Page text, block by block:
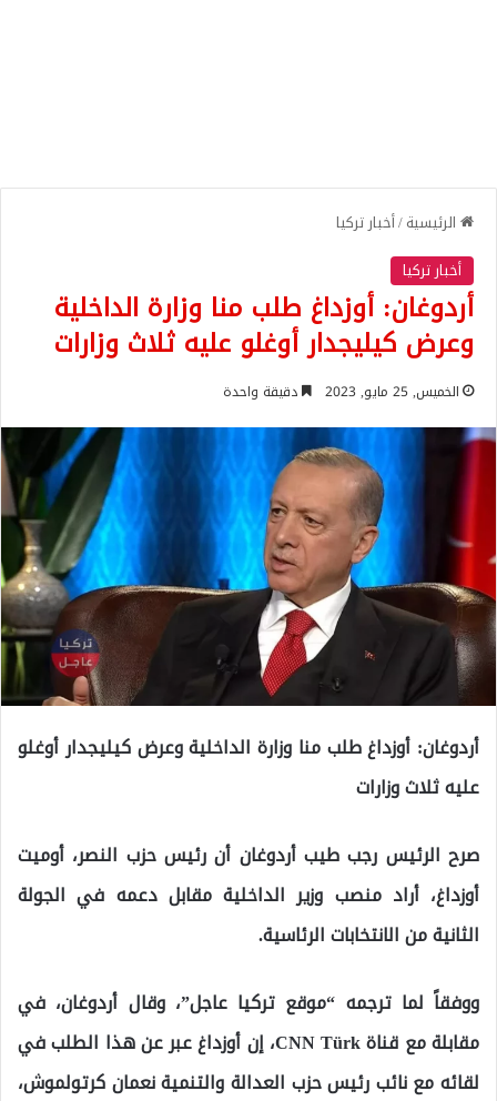
الرئيسية/أخبار تركيا
أخبار تركيا
أردوغان: أوزداغ طلب منا وزارة الداخلية
وعرض كيليجدار أوغلو عليه ثلاث وزارات
الخميس, 25 مايو, 2023 دقيقة واحدة
أردوغان: أوزداغ طلب منا وزارة الداخلية وعرض كيليجدار أوغلو
عليه ثلاث وزارات
صرح الرئيس رجب طيب أردوغان أن رئيس حزب النصر، أوميت
أوزداغ، أراد منصب وزير الداخلية مقابل دعمه في الجولة
الثانية من الانتخابات الرئاسية.
ووفقاً لما ترجمه “موقع تركيا عاجل”، وقال أردوغان، في
مقابلة مع قناة CNN Türk، إن أوزداغ عبر عن هذا الطلب في
لقائه مع نائب رئيس حزب العدالة والتنمية نعمان كرتولموش،